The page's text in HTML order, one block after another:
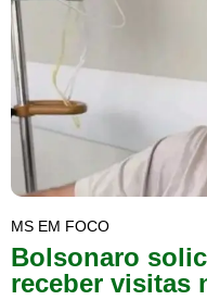
MS EM FOCO
Bolsonaro
receber visitas